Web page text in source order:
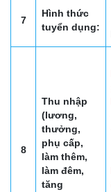
7
Hình thức
tuyển dụng:
8
Thu nhập
(lương,
thưởng,
phụ cấp,
làm thêm,
làm đêm,
tăng